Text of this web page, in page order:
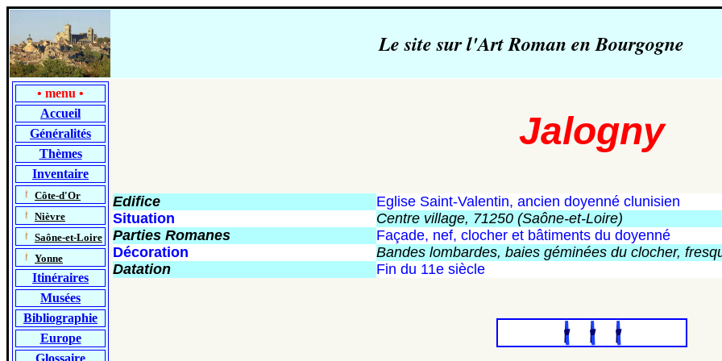
Le site sur l'Art Roman en Bourgogne
• menu •
Accueil
Généralités
Thèmes
Inventaire
Côte-d'Or
Nièvre
Saône-et-Loire
Yonne
Itinéraires
Musées
Bibliographie
Europe
Glossaire
Jalogny
Edifice
Eglise Saint-Valentin, ancien doyenné clunisien
Situation
Centre village, 71250 (Saône-et-Loire)
Parties Romanes
Façade, nef, clocher et bâtiments du doyenné
Décoration
Bandes lombardes, baies géminées du clocher,
Datation
Fin du 11e siècle